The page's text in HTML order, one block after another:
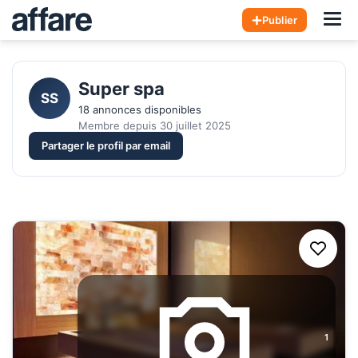
Publier
SS Super spa
18 annonces disponibles
Membre depuis 30 juillet 2025
Partager le profil par email
1